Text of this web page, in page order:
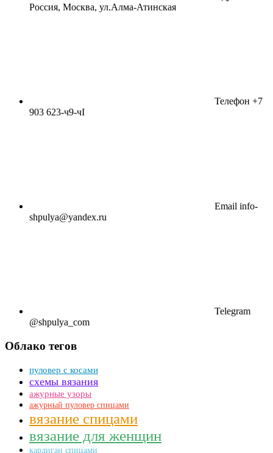
Россия, Москва, ул.Алма-Атинская
Телефон +7
903 623-ч9-чI
Email info-
shpulya@yandex.ru
Telegram
@shpulya_com
Облако тегов
пуловер с косами
схемы вязания
ажурные узоры
ажурный пуловер спицами
вязание спицами
вязание для женщин
кардиган спицами